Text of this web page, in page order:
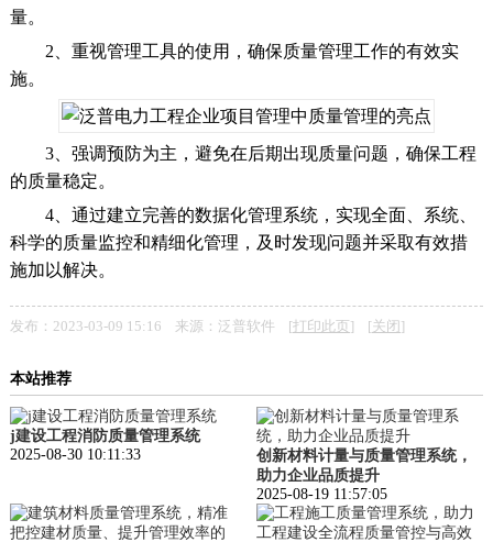
量。
2、重视管理工具的使用，确保质量管理工作的有效实
施。
3、强调预防为主，避免在后期出现质量问题，确保工程
的质量稳定。
4、通过建立完善的数据化管理系统，实现全面、系统、
科学的质量监控和精细化管理，及时发现问题并采取有效措
施加以解决。
发布：2023-03-09 15:16 来源：泛普软件 [打印此页] [关闭 ]
本站推荐
j建设工程消防质量管理系统
2025-08-30 10:11:33
创新材料计量与质量管理系统，
助力企业品质提升
2025-08-19 11:57:05